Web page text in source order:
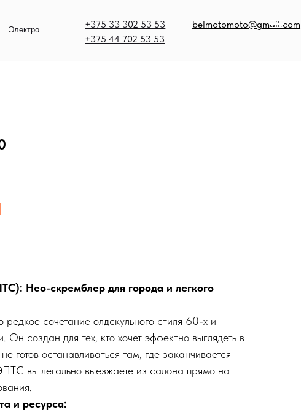
belmotomoto@gmail.com
+375 33 302 53 53
+375 44 702 53 53
Нео-скремблер для города и легкого
сочетание олдскульного стиля 60-х и
Он создан для тех, кто хочет эффектно выглядеть в
готов останавливаться там, где заканчивается
вы легально выезжаете из салона прямо на
и ресурса: